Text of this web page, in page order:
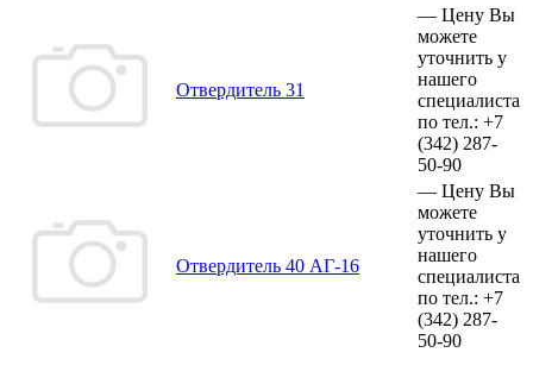
Отвердитель 31
— Цену Вы
можете
уточнить у
нашего
специалиста
по тел.: +7
(342) 287-
50-90
Отвердитель 40 АГ-16
— Цену Вы
можете
уточнить у
нашего
специалиста
по тел.: +7
(342) 287-
50-90